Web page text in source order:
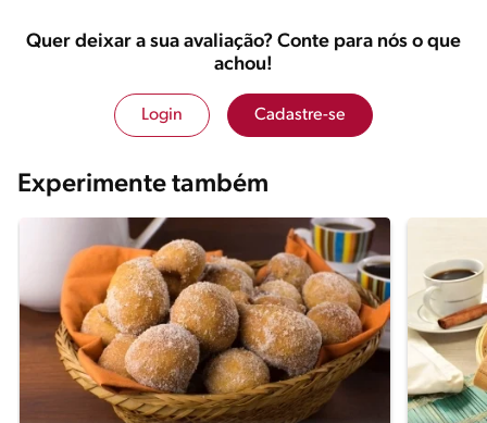
Quer deixar a sua avaliação? Conte para nós o que
achou!
Login Cadastre-se
Experimente também